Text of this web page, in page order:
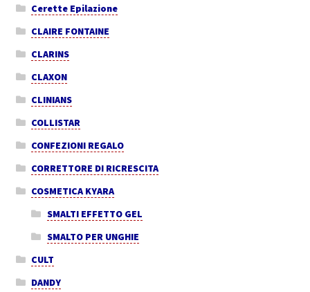
Cerette Epilazione
CLAIRE FONTAINE
CLARINS
CLAXON
CLINIANS
COLLISTAR
CONFEZIONI REGALO
CORRETTORE DI RICRESCITA
COSMETICA KYARA
SMALTI EFFETTO GEL
SMALTO PER UNGHIE
CULT
DANDY